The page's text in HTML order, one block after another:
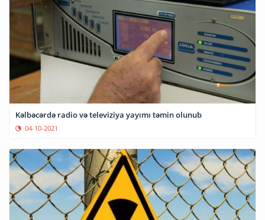
Kəlbəcərdə radio və televiziya yayımı təmin olunub
04-10-2021